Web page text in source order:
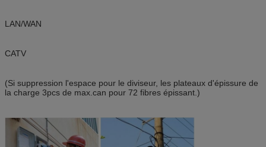
LAN/WAN
CATV
(Si suppression l'espace pour le diviseur, les plateaux d'épissure de
la charge 3pcs de max.can pour 72 fibres épissant.)